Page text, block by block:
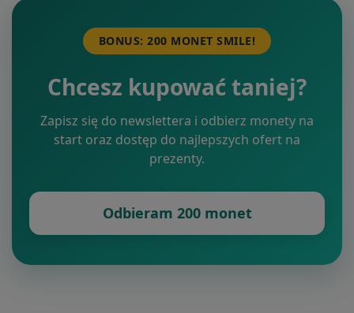
BONUS: 200 MONET SMILE!
Chcesz kupować taniej?
Zapisz się do newslettera i odbierz monety na
start oraz dostęp do najlepszych ofert na
prezenty.
Odbieram 200 monet